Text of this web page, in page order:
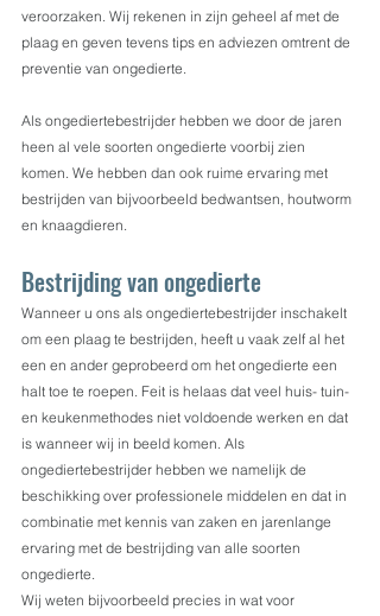
veroorzaken. Wij rekenen in zijn geheel af met de
plaag en geven tevens tips en adviezen omtrent de
preventie van ongedierte.
Als ongediertebestrijder hebben we door de jaren
heen al vele soorten ongedierte voorbij zien
komen. We hebben dan ook ruime ervaring met
bestrijden van bijvoorbeeld bedwantsen, houtworm
en knaagdieren.
Bestrijding van ongedierte
Wanneer u ons als ongediertebestrijder inschakelt
om een plaag te bestrijden, heeft u vaak zelf al het
een en ander geprobeerd om het ongedierte een
halt toe te roepen. Feit is helaas dat veel huis- tuin-
en keukenmethodes niet voldoende werken en dat
is wanneer wij in beeld komen. Als
ongediertebestrijder hebben we namelijk de
beschikking over professionele middelen en dat in
combinatie met kennis van zaken en jarenlange
ervaring met de bestrijding van alle soorten
ongedierte.
Wij weten bijvoorbeeld precies in wat voor